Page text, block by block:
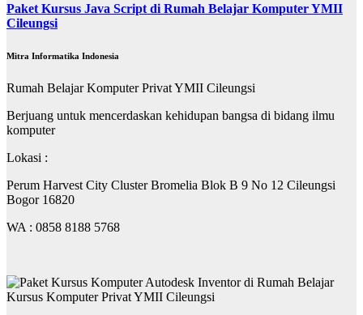
Paket Kursus Java Script di Rumah Belajar Komputer YMII
Cileungsi
Mitra Informatika Indonesia
Rumah Belajar Komputer Privat YMII Cileungsi
Berjuang untuk mencerdaskan kehidupan bangsa di bidang ilmu
komputer
Lokasi :
Perum Harvest City Cluster Bromelia Blok B 9 No 12 Cileungsi
Bogor 16820
WA : 0858 8188 5768